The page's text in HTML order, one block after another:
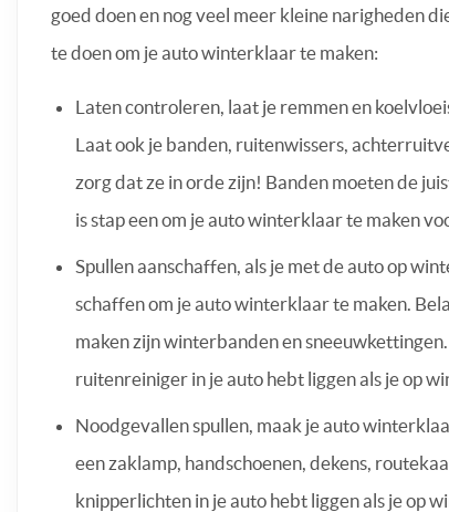
goed doen en nog veel meer kleine narigheden
te doen om je auto winterklaar te maken:
Laten controleren, laat je remmen en
Laat ook je banden, ruitenwissers,
zorg dat ze in orde zijn! Banden moeten de
is stap een om je auto winterklaar te maken
Spullen aanschaffen, als je met de auto op
schaffen om je auto winterklaar te maken.
maken zijn winterbanden en
ruitenreiniger in je auto hebt liggen als je op
Noodgevallen spullen, maak je auto
een zaklamp, handschoenen, dekens,
knipperlichten in je auto hebt liggen als je op